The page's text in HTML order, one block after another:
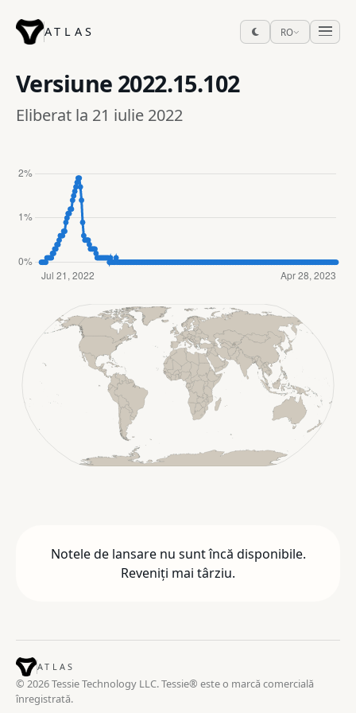
ATLAS RO
Versiune 2022.15.102
Eliberat la 21 iulie 2022
Notele de lansare nu sunt încă disponibile.
Reveniți mai târziu.
ATLAS
© 2026 Tessie Technology LLC. Tessie® este o marcă comercială
înregistrată.